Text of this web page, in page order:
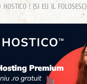
HOSTICO ! (SI EU IL FOLOSESC)